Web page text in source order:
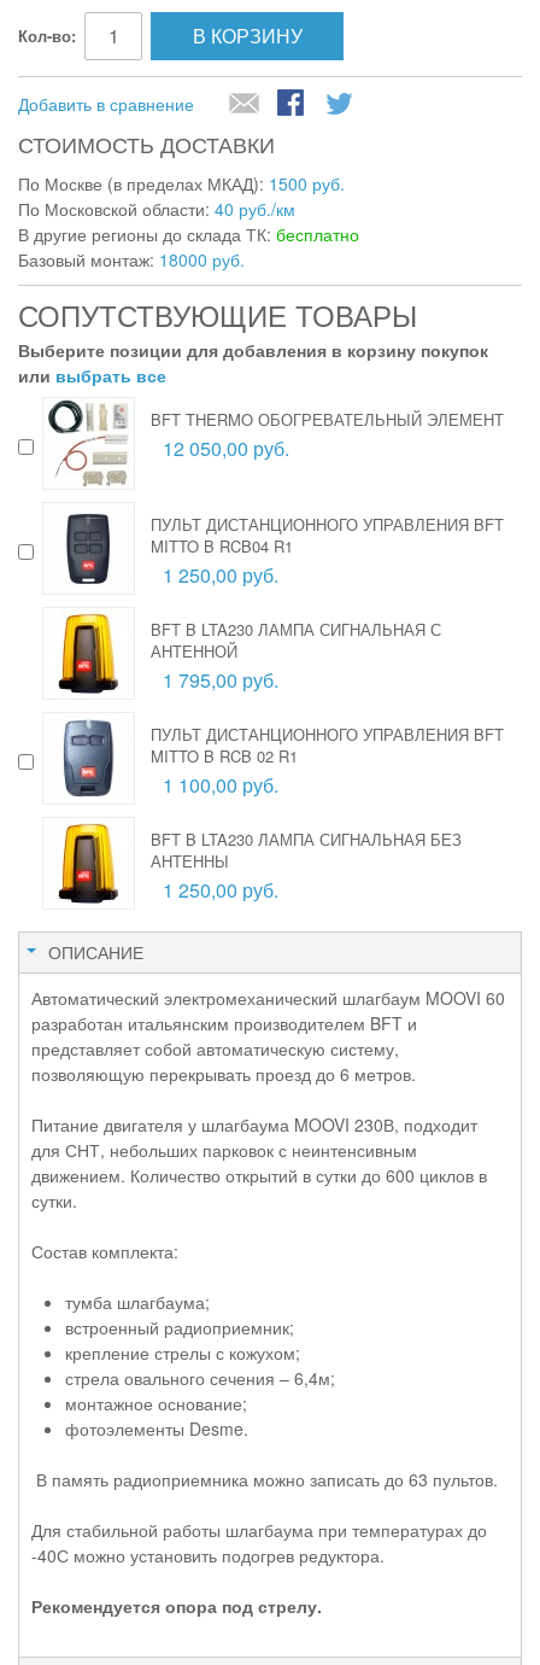
Кол-во: В КОРЗИНУ
Добавить в сравнение
СТОИМОСТЬ ДОСТАВКИ
По Москве (в пределах МКАД): 1500 руб.
По Московской области: 40 руб./км
В другие регионы до склада ТК: бесплатно
Базовый монтаж: 18000 руб.
СОПУТСТВУЮЩИЕ ТОВАРЫ
Выберите позиции для добавления в корзину покупок
или выбрать все
BFT THERMO ОБОГРЕВАТЕЛЬНЫЙ ЭЛЕМЕНТ
12 050,00 руб.
ПУЛЬТ ДИСТАНЦИОННОГО УПРАВЛЕНИЯ BFT
MITTO B RCB04 R1
1 250,00 руб.
BFT B LTA230 ЛАМПА СИГНАЛЬНАЯ С
АНТЕННОЙ
1 795,00 руб.
ПУЛЬТ ДИСТАНЦИОННОГО УПРАВЛЕНИЯ BFT
MITTO B RCB 02 R1
1 100,00 руб.
BFT B LTA230 ЛАМПА СИГНАЛЬНАЯ БЕЗ
АНТЕННЫ
1 250,00 руб.
ОПИСАНИЕ
Автоматический электромеханический шлагбаум MOOVI 60
разработан итальянским производителем BFT и
представляет собой автоматическую систему,
позволяющую перекрывать проезд до 6 метров.
Питание двигателя у шлагбаума MOOVI 230В, подходит
для СНТ, небольших парковок с неинтенсивным
движением. Количество открытий в сутки до 600 циклов в
сутки.
Состав комплекта:
тумба шлагбаума;
встроенный радиоприемник;
крепление стрелы с кожухом;
стрела овального сечения – 6,4м;
монтажное основание;
фотоэлементы Desme.
В память радиоприемника можно записать до 63 пультов.
Для стабильной работы шлагбаума при температурах до
-40С можно установить подогрев редуктора.
Рекомендуется опора под стрелу.